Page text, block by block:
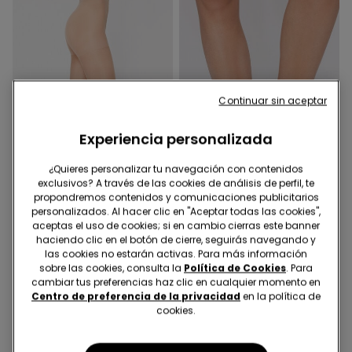
Medias 4x3
3 Colores
Pantis Semitupidos 40
Denier Appearance
3,99 €
Medias 4x3
2 Colores
Calcetines Cortos Velados
20 Denier Appearance
1,99 €
Experiencia personalizada
¿Quieres personalizar tu navegación con contenidos
exclusivos? A través de las cookies de análisis de perfil, te
propondremos contenidos y comunicaciones publicitarios
personalizados. Al hacer clic en "Aceptar todas las cookies",
aceptas el uso de cookies; si en cambio cierras este banner
haciendo clic en el botón de cierre, seguirás navegando y
las cookies no estarán activas. Para más información
sobre las cookies, consulta la Política de Cookies. Para
cambiar tus preferencias haz clic en cualquier momento en
Centro de preferencia de la privacidad en la política de
cookies.
Continuar sin aceptar